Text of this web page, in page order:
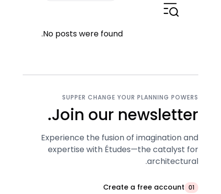
No posts were found.
SUPPER CHANGE YOUR PLANNING POWERS
Join our newsletter.
Experience the fusion of imagination and
expertise with Études—the catalyst for
architectural.
01
Create a free account